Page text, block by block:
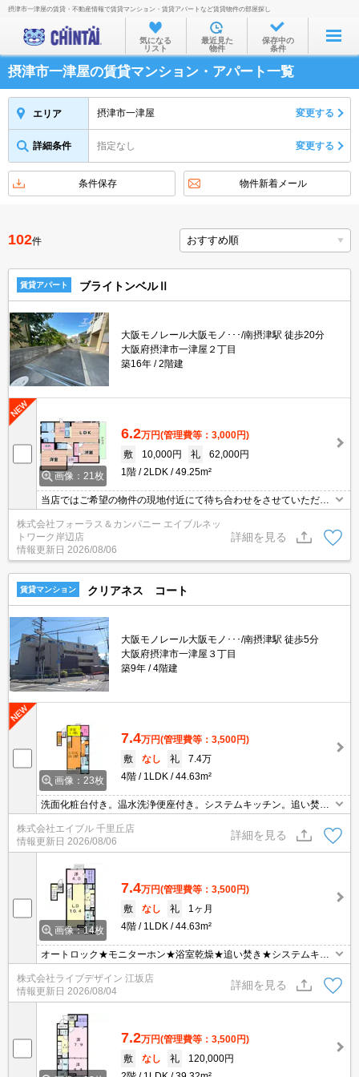
お部屋を探す
沿線・駅から
住所から
物件特集から
不動産会社から
TOP
摂津市一津屋の賃貸・不動産情報で賃貸マンション・賃貸アパートなど賃貸物件の部屋探し
気になる
リスト
最近見た
物件
保存中の
条件
摂津市一津屋の賃貸マンション・アパート一覧
エリア 摂津市一津屋 変更する
詳細条件 指定なし 変更する
条件保存 物件新着メール
102件
賃貸アパート ブライトンベルⅡ
大阪モノレール大阪モノ･･･/南摂津駅 徒歩20分
大阪府摂津市一津屋２丁目
築16年
2階建
画像：21枚
6.2万円(管理費等：3,000円)
敷
10,000円 礼
62,000円
1階
2LDK 49.25m²
当店ではご希望の物件の現地付近にて待ち合わせをさせていただき
ご内覧いただくサービスや、主要駅までのお迎えサービスも実施中
です。詳しくは 当店「０１２０－９６７－０９９」にお気軽にお問
合せ下さい♪
株式会社フォーラス＆カンパニー エイブルネッ
トワーク岸辺店
情報更新日 2026/08/06
詳細を見る
賃貸マンション クリアネス コート
大阪モノレール大阪モノ･･･/南摂津駅 徒歩5分
大阪府摂津市一津屋３丁目
築9年
4階建
画像：23枚
7.4万円(管理費等：3,500円)
敷
なし 礼
7.4万
4階
1LDK 44.63m²
洗面化粧台付き。温水洗浄便座付き。システムキッチン。追い焚
き・エアコン・浴室乾燥機付きで設備充実!。24時間安心サポート1,
980円。
株式会社エイブル 千里丘店
情報更新日 2026/08/06
詳細を見る
画像：14枚
7.4万円(管理費等：3,500円)
敷
なし 礼
1ヶ月
4階
1LDK 44.63m²
オートロック★モニターホン★浴室乾燥★追い焚き★システムキッ
チン★ウォシュレット
株式会社ライブデザイン 江坂店
情報更新日 2026/08/04
詳細を見る
7.2万円(管理費等：3,500円)
敷
なし 礼
120,000円